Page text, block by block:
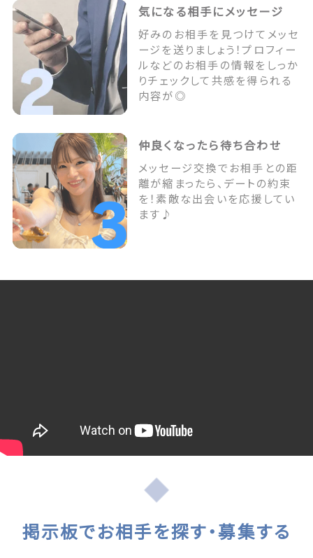
気になる相手にメッセージ
好みのお相手を見つけてメッセ
ージを送りましょう！プロフィー
ルなどのお相手の情報をしっか
りチェックして共感を得られる
内容が◎
仲良くなったら待ち合わせ
メッセージ交換でお相手との距
離が縮まったら、デートの約束
を！素敵な出会いを応援してい
ます♪
掲示板でお相手を探す・募集する